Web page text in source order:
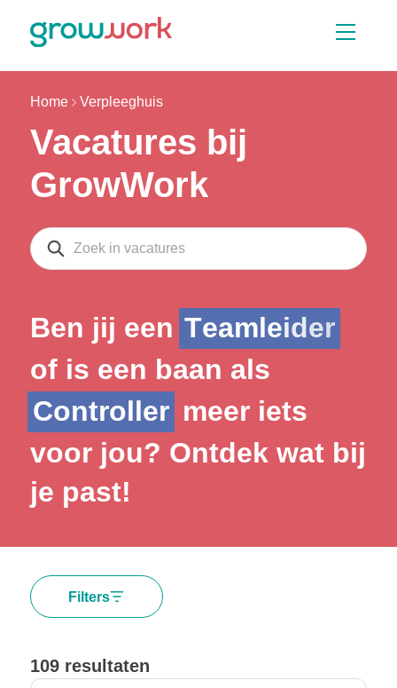
Home Verpleeghuis
Vacatures bij
GrowWork
Zoeken
Ben jij een Teamleider
of is een baan als
Controller meer iets
voor jou? Ontdek wat bij
je past!
Filters
109 resultaten